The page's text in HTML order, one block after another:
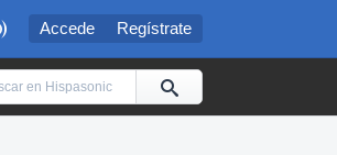
Accede Regístrate